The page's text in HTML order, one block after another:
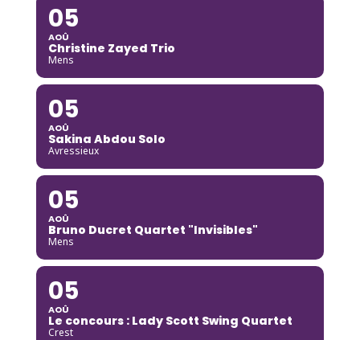
05
AOÛ
Christine Zayed Trio
Mens
05
AOÛ
Sakina Abdou Solo
Avressieux
05
AOÛ
Bruno Ducret Quartet "Invisibles"
Mens
05
AOÛ
Le concours : Lady Scott Swing Quartet
Crest